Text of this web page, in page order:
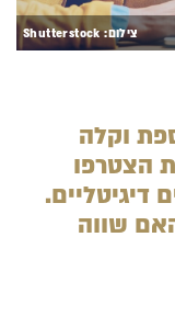
צילום: Shutterstock
וקלה
הצטרפו
שווה